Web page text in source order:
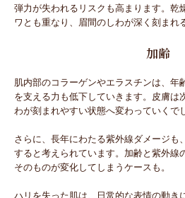
弾力が失われるリスクも高まります。乾
ワとも重なり、眉間のしわが深く刻まれ
加齢
肌内部のコラーゲンやエラスチンは、年
を支える力も低下していきます。皮膚は
わが刻まれやすい状態へ変わっていくで
さらに、長年にわたる紫外線ダメージも
すると考えられています。加齢と紫外線
そのものが変化してしまうケースも。
ハリを失った肌は、日常的な表情の動き